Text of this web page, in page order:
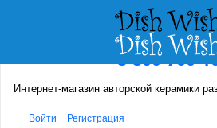
8-800-700-
Интернет-магазин авторской керамики
Войти
Регистрация